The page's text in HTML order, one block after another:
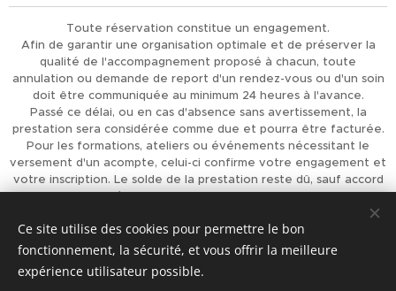
Toute réservation constitue un engagement.
Afin de garantir une organisation optimale et de préserver la
qualité de l'accompagnement proposé à chacun, toute
annulation ou demande de report d'un rendez-vous ou d'un soin
doit être communiquée au minimum 24 heures à l'avance.
Passé ce délai, ou en cas d'absence sans avertissement, la
prestation sera considérée comme due et pourra être facturée.
Pour les formations, ateliers ou événements nécessitant le
versement d'un acompte, celui-ci confirme votre engagement et
votre inscription. Le solde de la prestation reste dû, sauf accord
préalable de L'Univers d'Achaiah.
permettent d'offrir à chacun un accompagnement de qualité.
Optimisé parWebnode Cookies
Ce site utilise des cookies pour permettre le bon
fonctionnement, la sécurité, et vous offrir la meilleure
expérience utilisateur possible.